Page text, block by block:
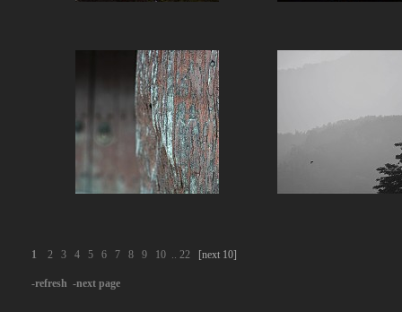
1 2 3 4 5 6 7 8 9 10 .. 22 [next 10]
-refresh -next page